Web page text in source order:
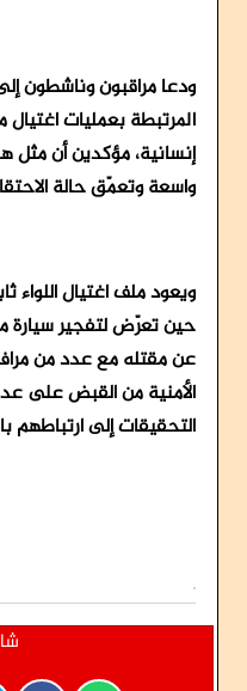
ودعا مراقبون وناشطون
المرتبطة بعمليات
إنسانية، مؤكدين أن مثل
واسعة وتعمّق حالة
حين تعرّض لتفجير
عن مقتله مع عدد من
الأمنية من القبض على
التحقيقات إلى ارتباطهم